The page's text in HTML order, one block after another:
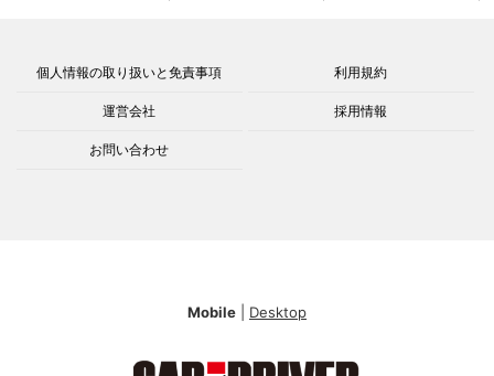
個人情報の取り扱いと免責事項 利用規約
運営会社 採用情報
お問い合わせ
Mobile Desktop